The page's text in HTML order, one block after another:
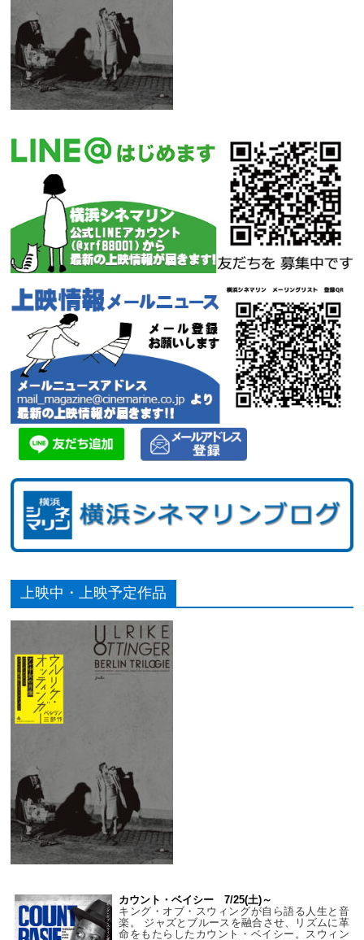
上映中・上映予定作品
カウント・ベイシー 7/25(土)～
キング・オブ・スウィングが自ら語る人生と音
楽。 ジャズとブルースを融合させ、リズムに革
命をもたらしたカウント・ベイシー。スウィン